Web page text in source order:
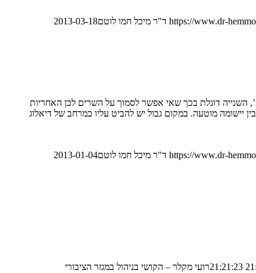
https://www.dr- ד"ר מיכל חמו לוטם2013-03-18
השנייה דוגלת בכך שאי אפשר לסמוך על השרים לכן האחריות
יישומה מוטעה. במקום גבול יש להביט עליו כמרחב של דיאלוג
https://www.dr- ד"ר מיכל חמו לוטם2013-01-04
רועי מקלר – הקושי בניהול במגזר הציבורי